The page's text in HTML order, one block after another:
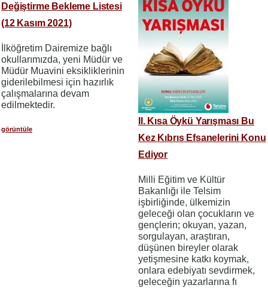
Değiştirme Bekleme Listesi
(12 Kasım 2021)
İlköğretim Dairemize bağlı
okullarımızda, yeni Müdür ve
Müdür Muavini eksikliklerinin
giderilebilmesi için hazırlık
çalışmalarına devam
edilmektedir.
görüntüle
II. Kısa Öykü Yarışması Bu
Kez Kıbrıs Efsanelerini Konu
Ediyor
Milli Eğitim ve Kültür
Bakanlığı ile Telsim
işbirliğinde, ülkemizin
geleceği olan çocukların ve
gençlerin; okuyan, yazan,
sorgulayan, araştıran,
düşünen bireyler olarak
yetişmesine katkı koymak,
onlara edebiyatı sevdirmek,
geleceğin yazarlarına fı